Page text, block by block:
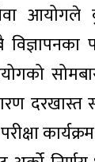
आयोगले